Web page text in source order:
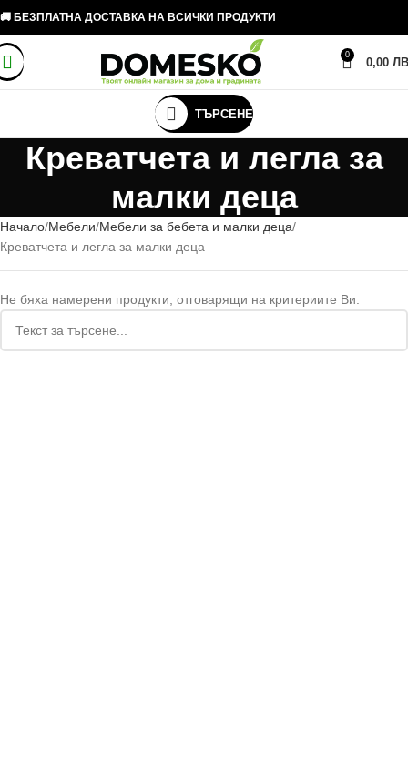
🚚 БЕЗПЛАТНА ДОСТАВКА НА ВСИЧКИ ПРОДУКТИ
0
0,00
ТЪРСЕНЕ
Креватчета и легла за
малки деца
Начало Мебели Мебели за бебета и малки деца
Креватчета и легла за малки деца
Не бяха намерени продукти, отговарящи на критериите Ви.